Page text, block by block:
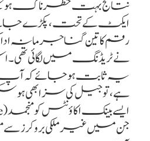
ایکٹ کے تحت، پکڑے
رقم کا تین گنا جرمانہ ادا
نے ٹریڈنگ میں لگائی تھی۔
یہ ثابت ہو جائے کہ آپ
ہے، تو جیل کی سزا بھی ہو
جن میں غیر ملکی بروکرز